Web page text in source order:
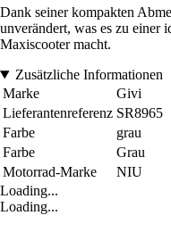
Dank seiner kompakten
unverändert, was es zu einer
Maxiscooter macht.
Zusätzliche Informationen
Marke
Givi
Lieferantenreferenz SR8965
Farbe
grau
Farbe
Grau
Motorrad-Marke
NIU
Loading...
Loading...